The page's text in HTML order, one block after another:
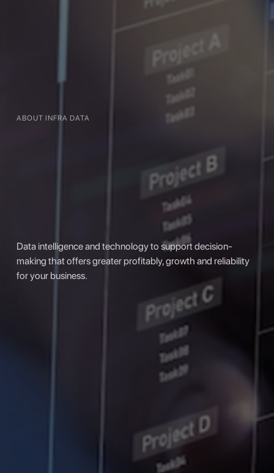
ABOUT INFRA DATA
Data intelligence and technology to support decision-
making that offers greater profitably, growth and reliability
for your business.